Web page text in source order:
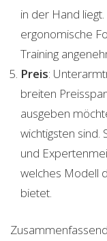
in der Hand
ergonomische
Training
Preis:
breiten
ausgeben
wichtigsten sind.
und
welches Modell
bietet.